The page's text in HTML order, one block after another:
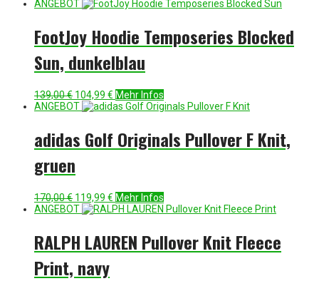
Preis
Preis
ANGEBOT
FootJoy Hoodie Temposeries Blocked
Sun, dunkelblau
139,00€ Ursprünglicher
Preis
104,99 € Aktueller
Preis
Mehr Infos
ANGEBOT
adidas Golf Originals Pullover F Knit,
gruen
170,00€ Ursprünglicher
Preis
119,99 € Aktueller
Preis
Mehr Infos
ANGEBOT
RALPH LAUREN Pullover Knit Fleece
Print, navy